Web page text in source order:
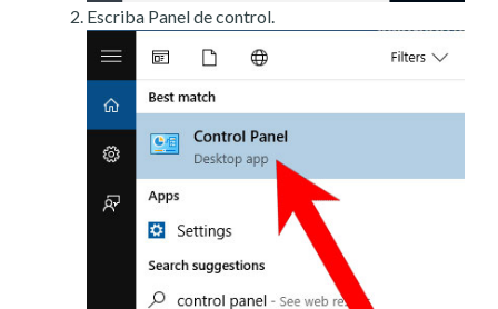
Escriba Panel de control.